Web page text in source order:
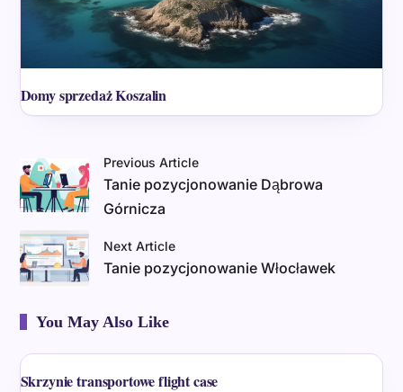
Domy sprzedaż Koszalin
Previous Article
Tanie pozycjonowanie Dąbrowa
Górnicza
Next Article
Tanie pozycjonowanie Włocławek
You May Also Like
Skrzynie transportowe flight case